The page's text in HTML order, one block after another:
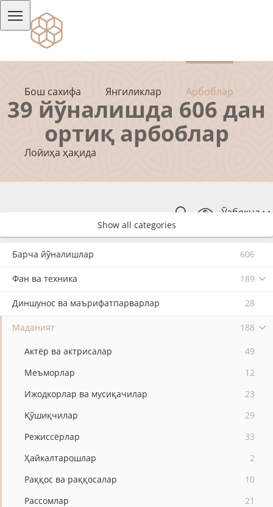
Бош сахифа Янгиликлар Арбоблар
Лойиҳа ҳақида
Ўзбекча
39 йўналишда 606 дан
ортиқ арбоблар
Show all categories
Барча йўналишлар 606
Фан ва техника 189
Диншунос ва маърифатпарварлар 28
Маданият 188
Актёр ва актрисалар
49
Меъморлар
12
Ижодкорлар ва мусиқачилар
23
Қўшиқчилар
29
Режиссёрлар
33
Ҳайкалтарошлар
2
Раққос ва раққосалар
10
Рассомлар
21